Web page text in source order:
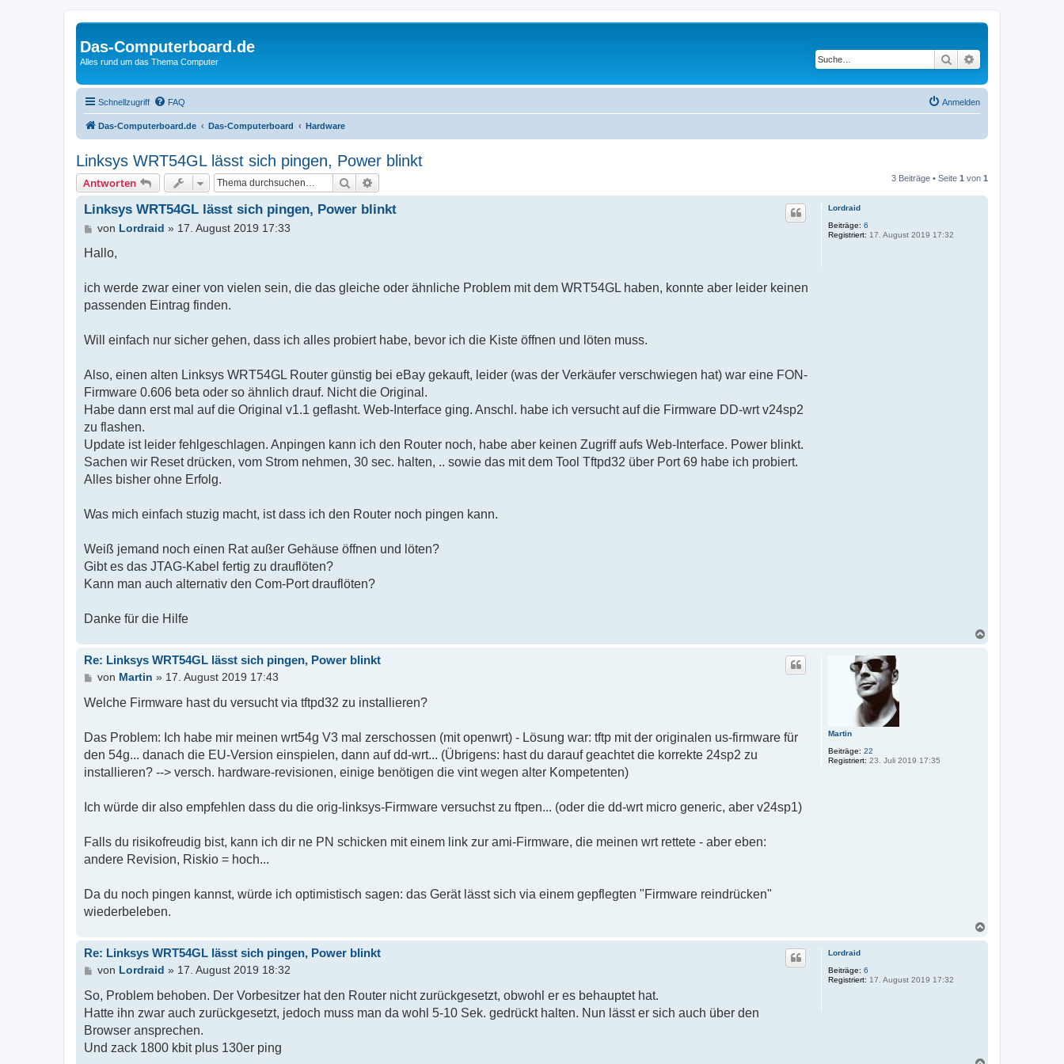
Das-Computerboard.de
Alles rund um das Thema Computer Suche
Schnellzugriff FAQ Anmelden
Das-Computerboard.de Das-Computerboard Hardware
Linksys WRT54GL lässt sich pingen, Power blinkt
Antworten Suche 3 Beiträge • Seite 1 von 1
Lordraid
Beiträge: 6
Registriert: 17. August 2019 17:32
Linksys WRT54GL lässt sich pingen, Power blinkt
B
i
a
g
von Lordraid » 17. August 2019 17:33
Hallo,
ich werde zwar einer von vielen sein, die das gleiche oder ähnliche Problem mit dem WRT54GL haben, konnte aber leider keinen
passenden Eintrag finden.
Will einfach nur sicher gehen, dass ich alles probiert habe, bevor ich die Kiste öffnen und löten muss.
Also, einen alten Linksys WRT54GL Router günstig bei eBay gekauft, leider (was der Verkäufer verschwiegen hat) war eine FON-
Firmware 0.606 beta oder so ähnlich drauf. Nicht die Original.
Habe dann erst mal auf die Original v1.1 geflasht. Web-Interface ging. Anschl. habe ich versucht auf die Firmware DD-wrt v24sp2
zu flashen.
Update ist leider fehlgeschlagen. Anpingen kann ich den Router noch, habe aber keinen Zugriff aufs Web-Interface. Power blinkt.
Sachen wir Reset drücken, vom Strom nehmen, 30 sec. halten, .. sowie das mit dem Tool Tftpd32 über Port 69 habe ich probiert.
Alles bisher ohne Erfolg.
Was mich einfach stuzig macht, ist dass ich den Router noch pingen kann.
Weiß jemand noch einen Rat außer Gehäuse öffnen und löten?
Gibt es das JTAG-Kabel fertig zu drauflöten?
Kann man auch alternativ den Com-Port drauflöten?
Danke für die Hilfe
Martin
Beiträge: 22
Registriert: 23. Juli 2019 17:35
Re: Linksys WRT54GL lässt sich pingen, Power blinkt
B
i
a
g
von Martin » 17. August 2019 17:43
Welche Firmware hast du versucht via tftpd32 zu installieren?
Das Problem: Ich habe mir meinen wrt54g V3 mal zerschossen (mit openwrt) - Lösung war: tftp mit der originalen us-firmware für
den 54g... danach die EU-Version einspielen, dann auf dd-wrt... (Übrigens: hast du darauf geachtet die korrekte 24sp2 zu
installieren? --> versch. hardware-revisionen, einige benötigen die vint wegen alter Kompetenten)
Ich würde dir also empfehlen dass du die orig-linksys-Firmware versuchst zu ftpen... (oder die dd-wrt micro generic, aber v24sp1)
Falls du risikofreudig bist, kann ich dir ne PN schicken mit einem link zur ami-Firmware, die meinen wrt rettete - aber eben:
andere Revision, Riskio = hoch...
Da du noch pingen kannst, würde ich optimistisch sagen: das Gerät lässt sich via einem gepflegten "Firmware reindrücken"
wiederbeleben.
Lordraid
Beiträge: 6
Registriert: 17. August 2019 17:32
Re: Linksys WRT54GL lässt sich pingen, Power blinkt
B
i
t
r
a
g
von Lordraid » 17. August 2019 18:32
So, Problem behoben. Der Vorbesitzer hat den Router nicht zurückgesetzt, obwohl er es behauptet hat.
Hatte ihn zwar auch zurückgesetzt, jedoch muss man da wohl 5-10 Sek. gedrückt halten. Nun lässt er sich auch über den
Browser ansprechen.
Und zack 1800 kbit plus 130er ping